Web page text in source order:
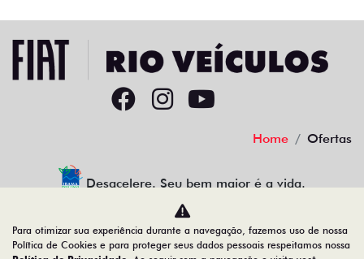
Home Ofertas
Desacelere. Seu bem maior é a vida.
Para otimizar sua experiência durante a navegação, fazemos uso de nossa
Política de Cookies e para proteger seus dados pessoais respeitamos nossa